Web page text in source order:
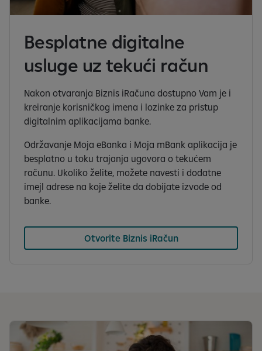
Besplatne digitalne
usluge uz tekući račun
Nakon otvaranja Biznis iRačuna dostupno Vam je i
kreiranje korisničkog imena i lozinke za pristup
digitalnim aplikacijama banke.
Održavanje Moja eBanka i Moja mBank aplikacija je
besplatno u toku trajanja ugovora o tekućem
računu. Ukoliko želite, možete navesti i dodatne
imejl adrese na koje želite da dobijate izvode od
banke.
Otvorite Biznis iRačun